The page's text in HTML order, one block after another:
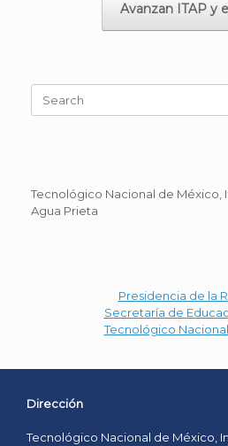
Avanzan ITAP y
for:
Tecnológico Nacional de México,
Agua Prieta
Presidencia de la
Secretaría de
Tecnológico
Dirección
Tecnológico Nacional de México,